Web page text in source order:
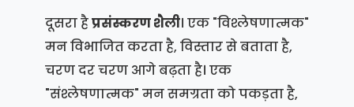
दूसरा हैप्रसंस्करण शैली। एक "विश्लेषणात्मक"
मन विभाजित करता है, विस्तार से बताता है,
चरण दर चरण आगे बढ़ता है। एक
"संश्लेषणात्मक" मन समग्रता को पकड़ता है,